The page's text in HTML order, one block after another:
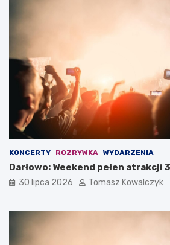
KONCERTY ROZRYWKA WYDARZENIA
Darłowo: Weekend pełen atrakcji
30 lipca 2026 Tomasz Kowalczyk